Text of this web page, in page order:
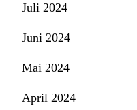
Juli 2024
Juni 2024
Mai 2024
April 2024